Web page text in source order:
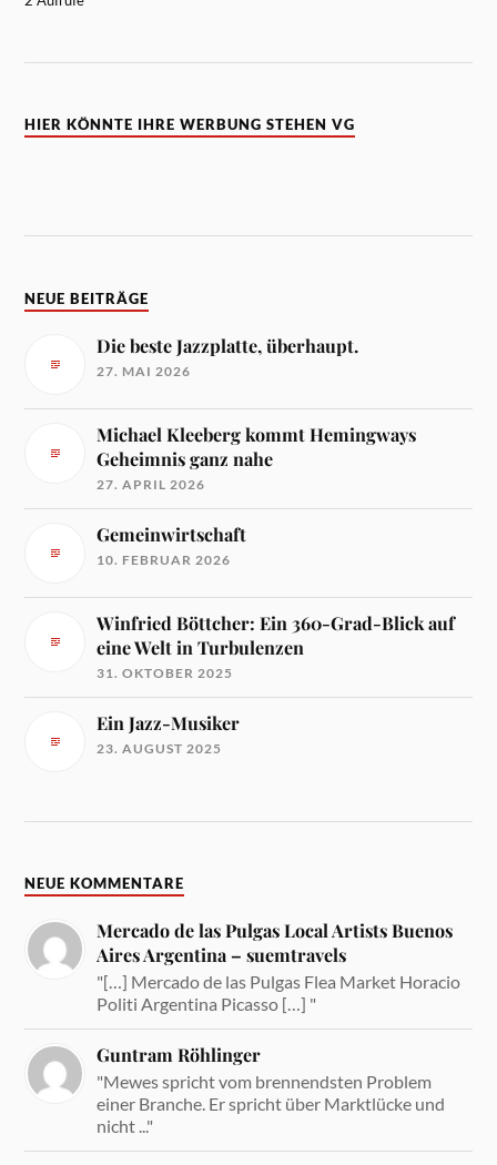
HIER KÖNNTE IHRE WERBUNG STEHEN VG
NEUE BEITRÄGE
Die beste Jazzplatte, überhaupt.
27. MAI 2026
Michael Kleeberg kommt Hemingways
Geheimnis ganz nahe
27. APRIL 2026
Gemeinwirtschaft
10. FEBRUAR 2026
Winfried Böttcher: Ein 360-Grad-Blick auf
eine Welt in Turbulenzen
31. OKTOBER 2025
Ein Jazz-Musiker
23. AUGUST 2025
NEUE KOMMENTARE
Mercado de las Pulgas Local Artists Buenos
Aires Argentina – suemtravels
"[…] Mercado de las Pulgas Flea Market Horacio
Politi Argentina Picasso […] "
Guntram Röhlinger
"Mewes spricht vom brennendsten Problem
einer Branche. Er spricht über Marktlücke und
nicht ..."